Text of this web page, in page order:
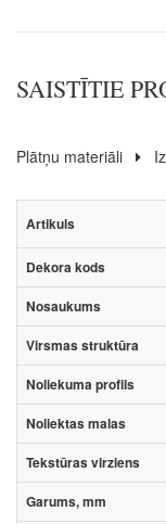
SAISTĪTIE
Plātņu materiāli